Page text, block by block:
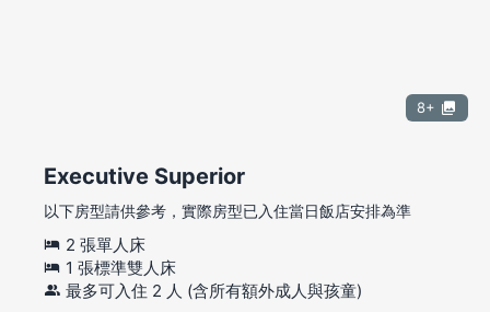
8+
Executive Superior
以下房型請供參考，實際房型已入住當日飯店安排為準
2 張單人床
1 張標準雙人床
最多可入住 2 人 (含所有額外成人與孩童)